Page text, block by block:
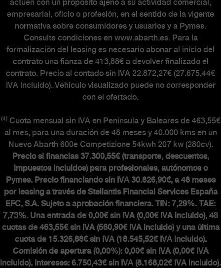
actúen con un propósito ajeno a su actividad comercial,
empresarial, oficio o profesión, en el sentido de la vigente
normativa sobre consumidores y usuarios y a Pymes.
Consulte condiciones en www.abarth.es. Para la
formalización del leasing es necesario abonar al inicio del
contrato una fianza de 413,88€ a devolver finalizado el
contrato. Precio al contado sin IVA 22.872,27€ (27.675,44€
IVA incluido). Vehículo visualizado puede no corresponder
con el ofertado.
(4)Cuota mensual sin IVA en Península y Baleares de 463,55€
al mes, para una duración de 48 meses y 40.000 kms en un
Nuevo Abarth 600e Competizione 54kwh 207 kw (280cv).
Precio si financias 37.300,55€ (transporte, descuentos,
impuestos incluidos) para profesionales, autónomos o
Pymes. Precio financiando sin IVA 30.826,90€, a 48 meses
por leasing a través de Stellantis Financial Services España
EFC, S.A. Sujeto a aprobación financiera. TIN: 7,29%. TAE:
7,73%. Una entrada de 0,00€ sin IVA (0,00€ IVA incluido), 48
cuotas de 463,55€ sin IVA (560,90€ IVA incluido) y una última
cuota de 15.326,88€ sin IVA (18.545,52€ IVA incluido).
Comisión de apertura (0,00%): 0,00€ sin IVA (0,00€ IVA
incluido). Intereses: 6.750,43€ sin IVA (8.168,02€ IVA incluido).